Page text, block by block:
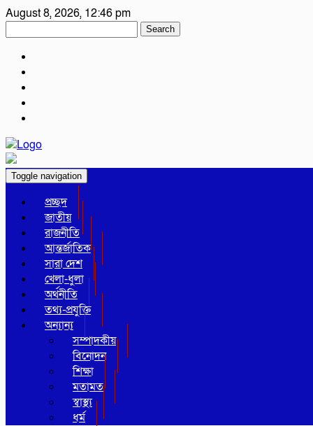
August 8, 2026, 12:46 pm
Search
Toggle navigation
প্রচ্ছদ
জাতীয়
রাজনীতি
আন্তর্জাতিক
সারা দেশ
খেলা-ধুলা
অর্থনীতি
তথ্য-প্রযুক্তি
অন্যান্য
সম্পাদকীয়
বিনোদন
শিক্ষা
মতামত
স্বাস্থ্য
ধর্ম